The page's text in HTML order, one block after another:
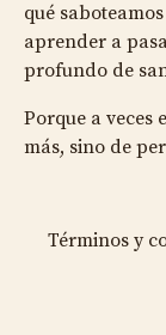
qué
aprender a
profundo de
Porque a veces
más, sino de
Términos y